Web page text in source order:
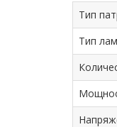
Тип
Тип